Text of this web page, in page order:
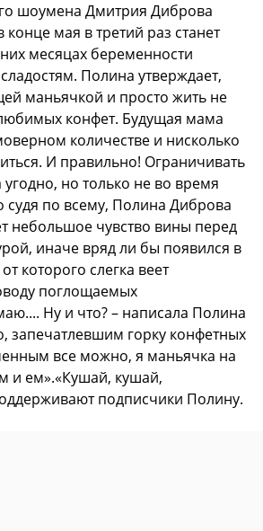
шоумена Дмитрия Диброва
мая в третий раз станет
месяцах беременности
Полина утверждает,
маньячкой и просто жить не
конфет. Будущая мама
количестве и нисколько
И правильно! Ограничивать
но только не во время
судя по всему, Полина Диброва
небольшое чувство вины перед
иначе вряд ли бы появился в
которого слегка веет
поглощаемых
Ну и что? – написала Полина
запечатлевшим горку конфетных
все можно, я маньячка на
и ем».«Кушай, кушай,
подписчики Полину.